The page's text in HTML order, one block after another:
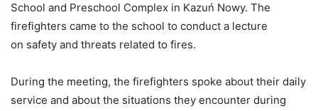
School and Preschool Complex in Kazuń Nowy. The
firefighters came to the school to conduct a lecture
on safety and threats related to fires.
During the meeting, the firefighters spoke about their daily
service and about the situations they encounter during